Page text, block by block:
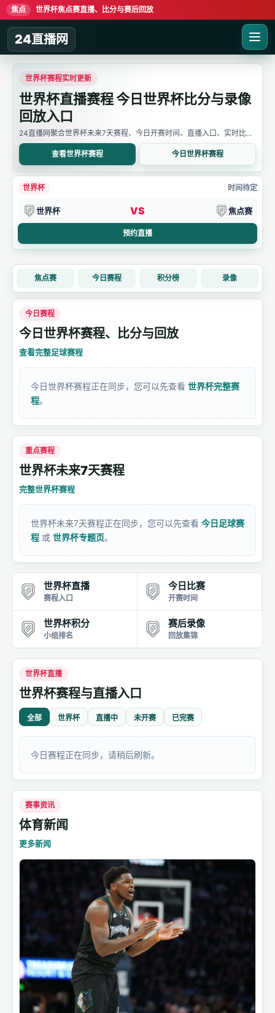
焦点 世界杯焦点赛直播、比分与赛后回放
24直播网
世界杯赛程实时更新
世界杯直播赛程 今日世界杯比分与录像
回放入口
24直播网聚合世界杯未来7天赛程、今日开赛时间、直播入口、实时比分
与赛后回放。用户可先确认比赛时间，再进入详情页查看直播线路、比分
变化和录像信息。查看世界杯赛程 今日世界杯赛程
世界杯 时间待定
世界杯 VS 焦点赛
预约直播
焦点赛 今日赛程 积分榜 录像
今日赛程
今日世界杯赛程、比分与回放
查看完整足球赛程
今日世界杯赛程正在同步，您可以先查看 世界杯完整赛
程。
重点赛程
世界杯未来7天赛程
完整世界杯赛程
世界杯未来7天赛程正在同步，您可以先查看 今日足球赛
程 或 世界杯专题页。
世界杯直播
赛程入口
今日比赛
开赛时间
世界杯积分
小组排名
赛后录像
回放集锦
世界杯直播
世界杯赛程与直播入口
全部 世界杯 直播中 未开赛 已完赛
今日赛程正在同步，请稍后刷新。
赛事资讯
体育新闻
更多新闻